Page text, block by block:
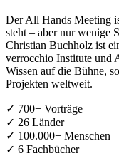
Der All Hands Meeting
steht – aber nur wenige
Christian Buchholz ist
verrocchio Institute und
Wissen auf die Bühne,
Projekten weltweit.
✓ 700+ Vorträge
✓ 26 Länder
✓ 100.000+ Menschen
✓ 6 Fachbücher